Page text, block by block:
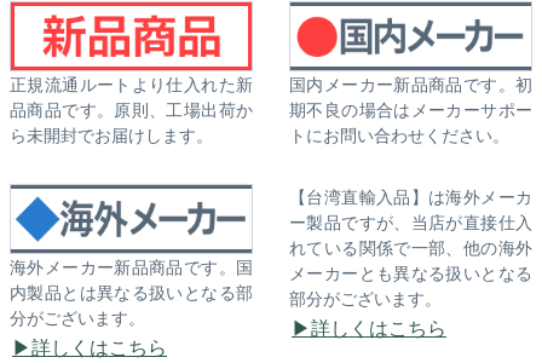
正規流通ルートより仕入れた新
品商品です。原則、工場出荷か
ら未開封でお届けします。
国内メーカー新品商品です。初
期不良の場合はメーカーサポー
トにお問い合わせください。
海外メーカー新品商品です。国
内製品とは異なる扱いとなる部
分がございます。
詳しくはこちら
【台湾直輸入品】は海外メーカ
ー製品ですが、当店が直接仕入
れている関係で一部、他の海外
メーカーとも異なる扱いとなる
部分がございます。
詳しくはこちら